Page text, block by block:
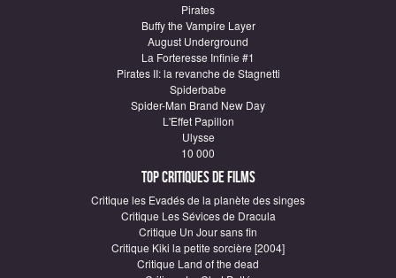
Pirates
Buffy the Vampire Layer
August Underground
La Forteresse Infinie #1
Pirates II: la revanche de Stagnetti
Spiderbabe
Spider-Man Brand New Day
L'Effet Papillon
Ulysse
10 000
Top critiques de Films
Critique les Evadés de la planète des singes
Critique Les Sévices de Dracula
Critique Un Jour sans fin
Critique Kiki la petite sorcière [2004]
Critique Land of the dead